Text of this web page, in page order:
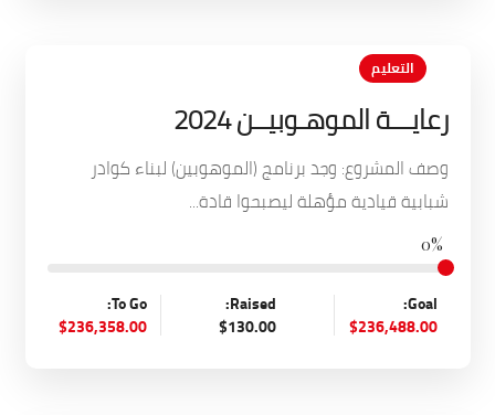
التعليم
رعايـــة الموهـوبيــن 2024
وصف المشروع: وجد برنامج (الموهوبين) لبناء كوادر
شبابية قيادية مؤهلة ليصبحوا قادة...
0%
Goal:
$236,488.00
Raised:
$130.00
To Go:
$236,358.00